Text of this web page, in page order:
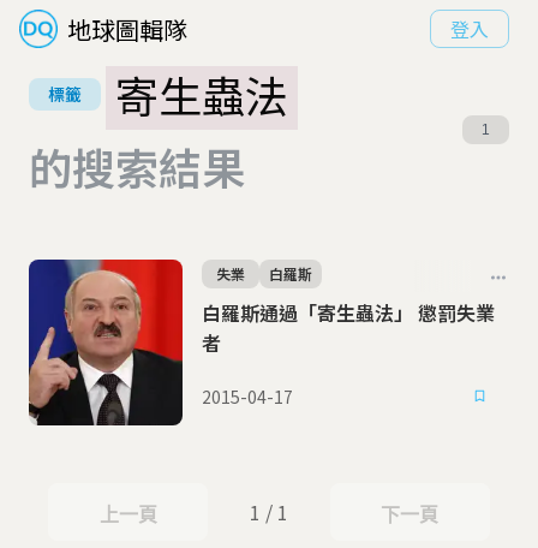
地球圖輯隊 登入
標籤
寄生蟲法
的搜索結果
1
白羅斯通過「寄生蟲法」 懲罰失業
者
失業 白羅斯
2015-04-17
上一頁
上一頁 1 / 1 下一頁
下一頁